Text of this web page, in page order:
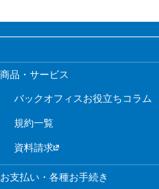
商品・サービス
バックオフィスお役立ちコラム
規約一覧
資料請求
お支払い・各種お手続き